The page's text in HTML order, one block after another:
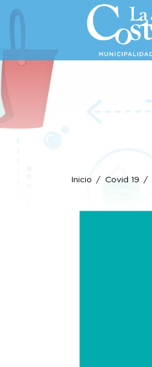
Inicio Covid 19